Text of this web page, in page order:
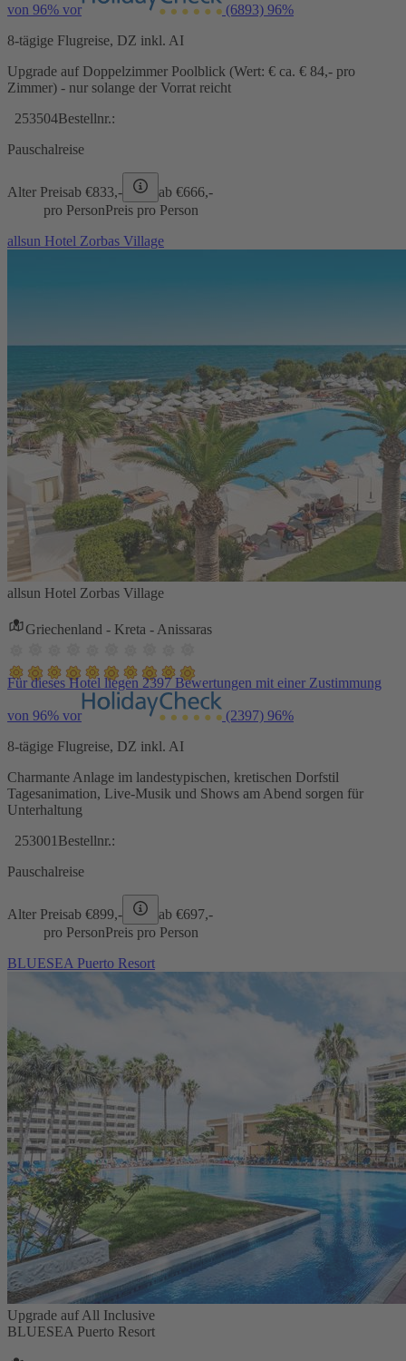
von 96% vor (6893) 96%
8-tägige Flugreise, DZ inkl. AI
Upgrade auf Doppelzimmer Poolblick (Wert: € ca. € 84,- pro
Zimmer) - nur solange der Vorrat reicht
253504Bestellnr.:
Pauschalreise
Alter Preisab €833,- ab €666,-
pro PersonPreis pro Person
allsun Hotel Zorbas Village
allsun Hotel Zorbas Village
Griechenland - Kreta - Anissaras
Für dieses Hotel liegen 2397 Bewertungen mit einer Zustimmung
von 96% vor (2397) 96%
8-tägige Flugreise, DZ inkl. AI
Charmante Anlage im landestypischen, kretischen Dorfstil
Tagesanimation, Live-Musik und Shows am Abend sorgen für
Unterhaltung
253001 Bestellnr.:
Pauschalreise
Alter Preisab €899,- ab €697,-
pro PersonPreis pro Person
BLUESEA Puerto Resort
Upgrade auf All Inclusive
BLUESEA Puerto Resort